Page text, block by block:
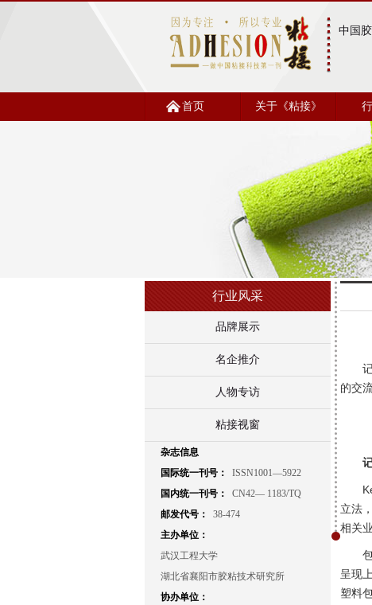
中国
首页 关于《粘接》
行业风采
品牌展示
名企推介
人物专访
粘接视窗
杂志信息
国际统一刊号：
ISSN1001—5922
国内统一刊号：
CN42— 1183/TQ
邮发代号：
38-474
主办单位：
武汉工程大学
湖北省襄阳市胶粘技术研究所
协办单位：
的交流
立法
相关
呈现
塑料